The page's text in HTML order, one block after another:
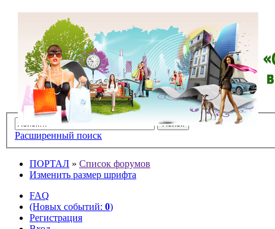
Расширенный поиск
ПОРТАЛ » Список форумов
Изменить размер шрифта
FAQ
(Новых событий: 0)
Регистрация